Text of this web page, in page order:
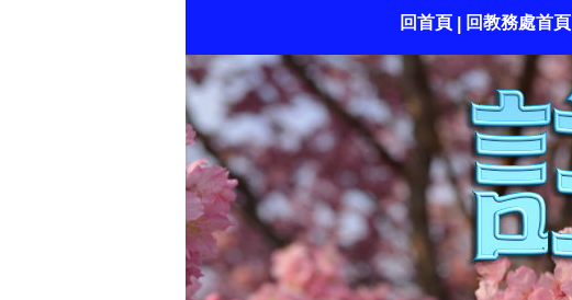
回首頁 | 回教務處首頁